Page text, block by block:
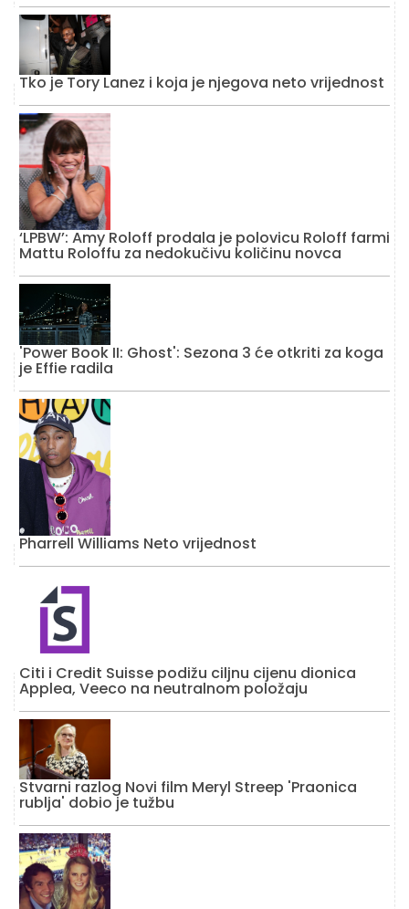
Tko je Tory Lanez i koja je njegova neto vrijednost
‘LPBW’: Amy Roloff prodala je polovicu Roloff farmi
Mattu Roloffu za nedokučivu količinu novca
'Power Book II: Ghost': Sezona 3 će otkriti za koga
je Effie radila
Pharrell Williams Neto vrijednost
Citi i Credit Suisse podižu ciljnu cijenu dionica
Applea, Veeco na neutralnom položaju
Stvarni razlog Novi film Meryl Streep 'Praonica
rublja' dobio je tužbu